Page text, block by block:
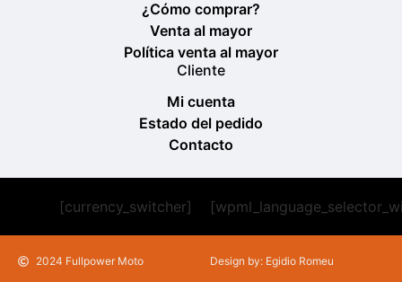
¿Cómo comprar?
Venta al mayor
Política venta al mayor
Cliente
Mi cuenta
Estado del pedido
Contacto
[currency_switcher]
2024 Fullpower Moto Design by: Egidio Romeu